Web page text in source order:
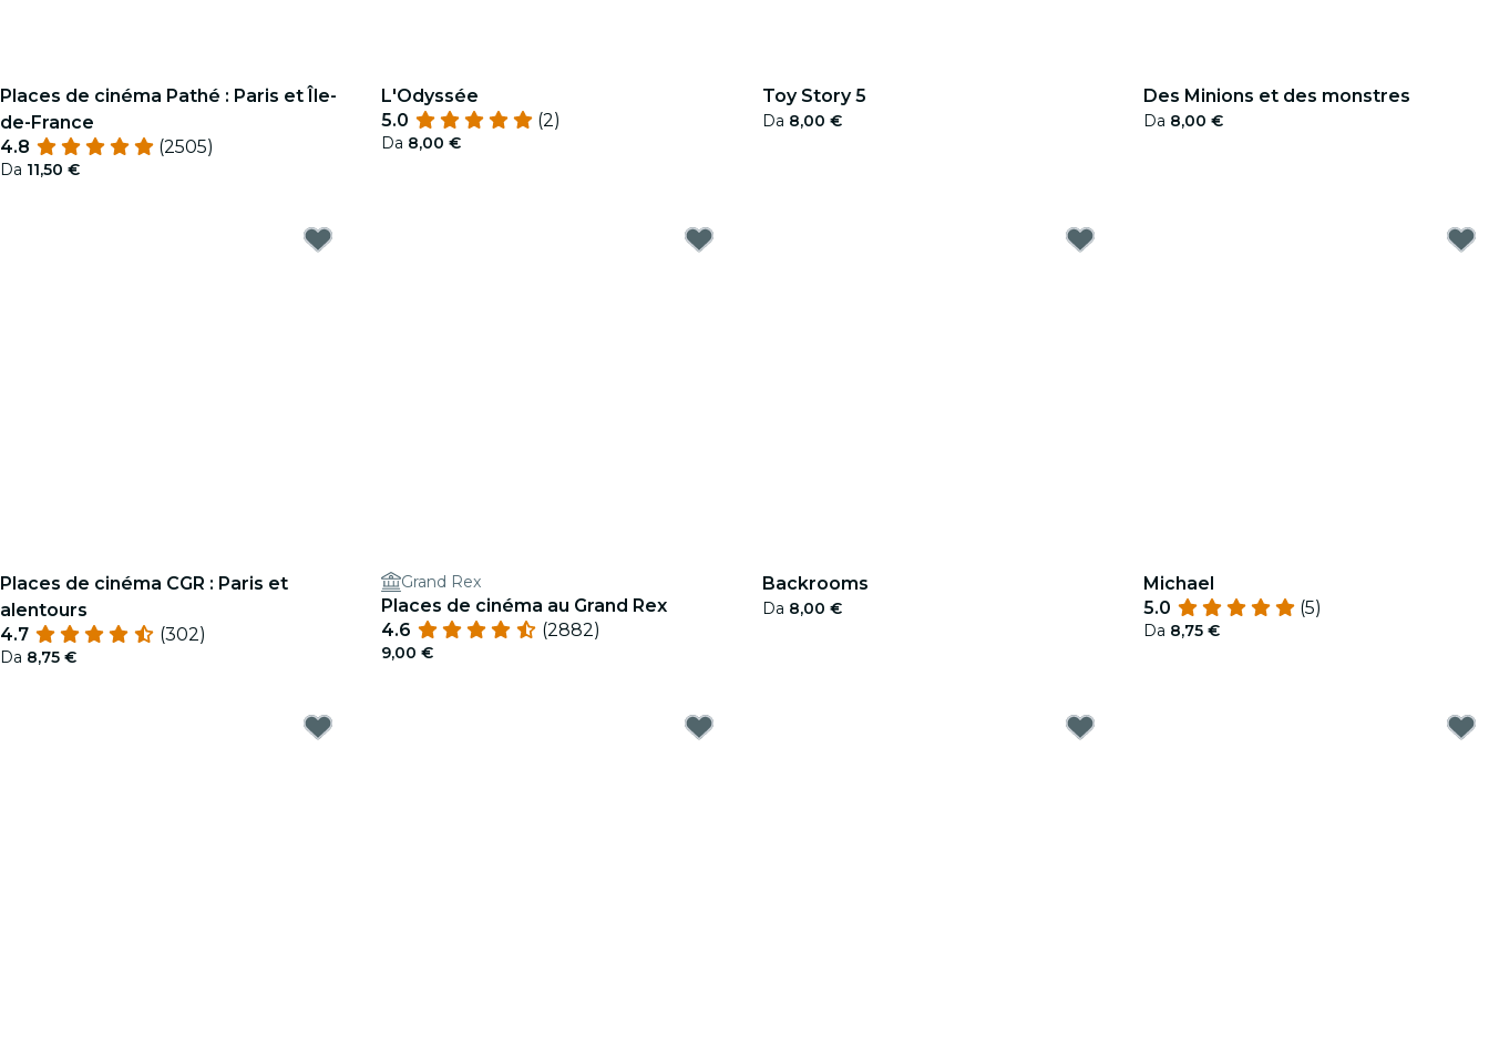
Places de cinéma Pathé : Paris et Île-
de-France
4.8
(2505)
Da 11,50 €
L'Odyssée
5.0
(2)
Da 8,00 €
Toy Story 5
Da 8,00 €
Des Minions et des monstres
Da 8,00 €
Places de cinéma CGR : Paris et
alentours
4.7
(302)
Da 8,75 €
Grand Rex
Places de cinéma au Grand Rex
4.6
(2882)
9,00 €
Backrooms
Da 8,00 €
Michael
5.0
(5)
Da 8,75 €